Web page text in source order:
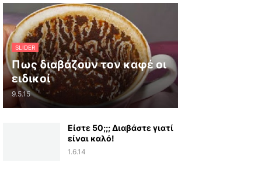
SLIDER
Πως διαβάζουν τον καφέ οι
ειδικοί
9.5.15
Είστε 50;;; Διαβάστε γιατί
είναι καλό!
1.6.14